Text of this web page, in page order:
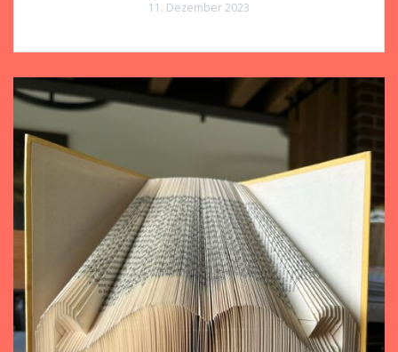
11. Dezember 2023